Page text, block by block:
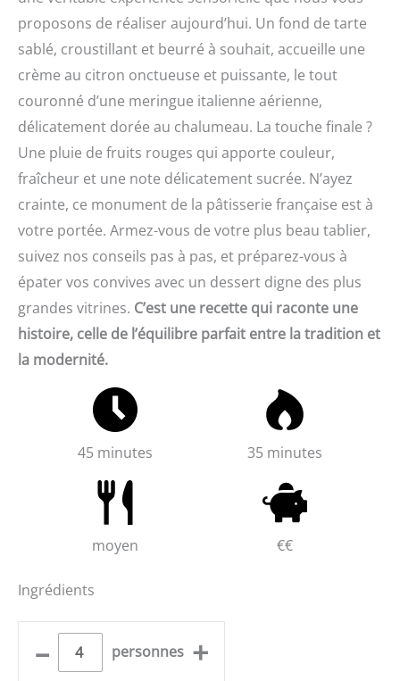
proposons de réaliser aujourd’hui. Un fond de tarte
sablé, croustillant et beurré à souhait, accueille une
crème au citron onctueuse et puissante, le tout
couronné d’une meringue italienne aérienne,
délicatement dorée au chalumeau. La touche finale ?
Une pluie de fruits rouges qui apporte couleur,
fraîcheur et une note délicatement sucrée. N’ayez
crainte, ce monument de la pâtisserie française est à
votre portée. Armez-vous de votre plus beau tablier,
suivez nos conseils pas à pas, et préparez-vous à
épater vos convives avec un dessert digne des plus
grandes vitrines. C’est une recette qui raconte une
histoire, celle de l’équilibre parfait entre la tradition et
la modernité.
45 minutes 35 minutes
moyen €€
Ingrédients
– personnes +